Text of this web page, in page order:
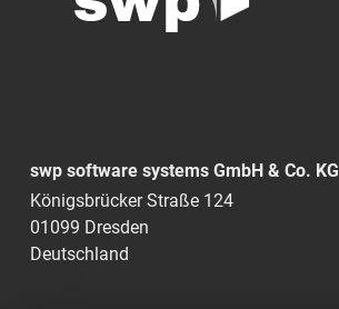
swp software systems GmbH & Co. KG
Königsbrücker Straße 124
01099 Dresden
Deutschland